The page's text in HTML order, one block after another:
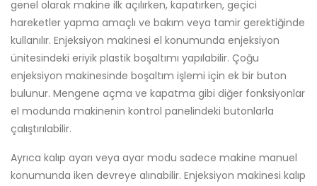
genel olarak makine ilk açılırken, kapatırken, geçici
hareketler yapma amaçlı ve bakım veya tamir gerektiğinde
kullanılır. Enjeksiyon makinesi el konumunda enjeksiyon
ünitesindeki eriyik plastik boşaltımı yapılabilir. Çoğu
enjeksiyon makinesinde boşaltım işlemi için ek bir buton
bulunur. Mengene açma ve kapatma gibi diğer fonksiyonlar
el modunda makinenin kontrol panelindeki butonlarla
çalıştırılabilir.
Ayrıca kalıp ayarı veya ayar modu sadece makine manuel
konumunda iken devreye alınabilir. Enjeksiyon makinesi kalıp